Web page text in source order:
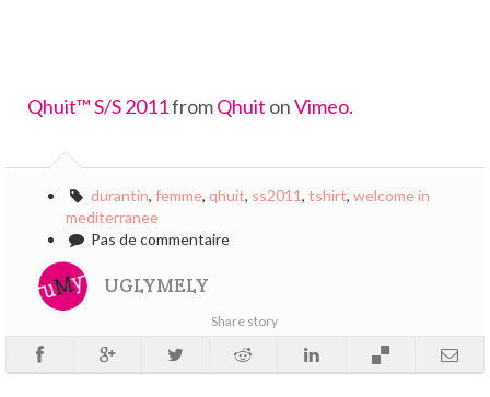
Qhuit™ S/S 2011fromQhuit onVimeo.
durantin, femme, qhuit, ss2011, tshirt, welcome in
mediterranee
Pas de commentaire
UGLYMELY
Share story